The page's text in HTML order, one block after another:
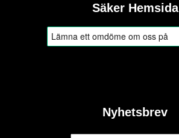
Säker Hemsida
Nyhetsbrev